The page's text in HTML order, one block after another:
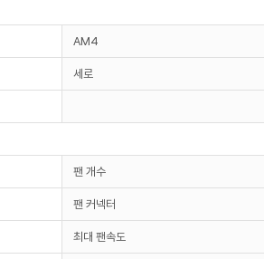
AM4
세로
팬 개수
팬 커넥터
최대 팬속도